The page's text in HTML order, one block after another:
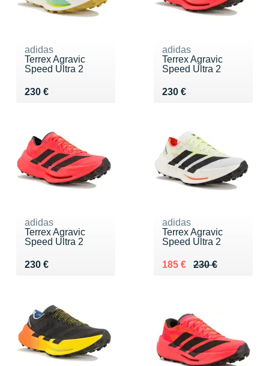
adidas
Terrex Agravic
Speed Ultra 2
230 €
Vendu 230 €
adidas
Terrex Agravic
Speed Ultra 2
230 €
Vendu 230 €
adidas
Terrex Agravic
Speed Ultra 2
230 €
Vendu 230 €
adidas
Terrex Agravic
Speed Ultra 2
230 €
Au lieu de 230 €
185 €
Vendu 185 €